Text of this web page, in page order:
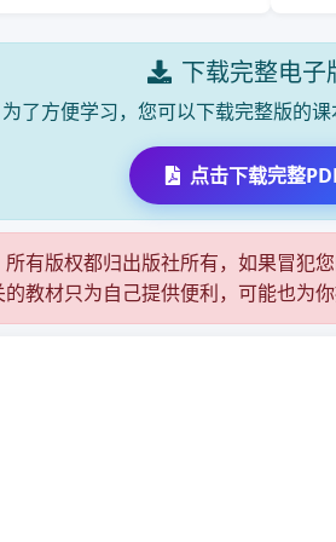
下载完整电子
为了方便学习，您可以下载完整版的
点击下载完整
有版权都归出版社所有，如果冒犯
教材只为自己提供便利，可能也为你